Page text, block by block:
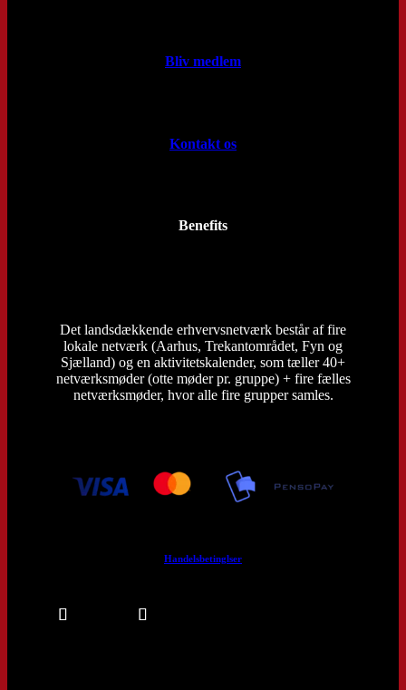
Bliv medlem
Kontakt os
Benefits
Det landsdækkende erhvervsnetværk består af fire
lokale netværk (Aarhus, Trekantområdet, Fyn og
Sjælland) og en aktivitetskalender, som tæller 40+
netværksmøder (otte møder pr. gruppe) + fire fælles
netværksmøder, hvor alle fire grupper samles.
Handelsbetinglser